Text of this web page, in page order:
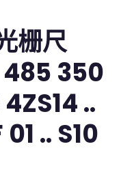
栅尺
485 350
..
.. S10